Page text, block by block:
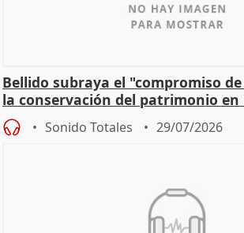
Bellido subraya el "compromiso
la conservación del patrimonio en
Sonido Totales 29/07/2026